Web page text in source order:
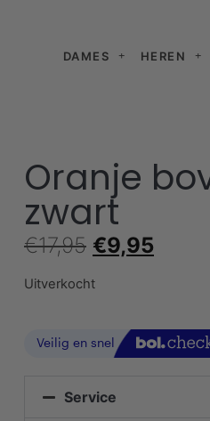
DAMES HEREN
Oranje
zwart
€17,95 €9,95
Uitverkocht
Service